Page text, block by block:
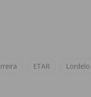
ETAR Lordelo